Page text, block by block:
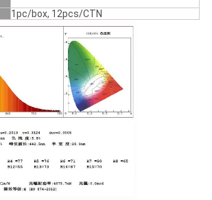
1pc/box, 12pcs/CTN